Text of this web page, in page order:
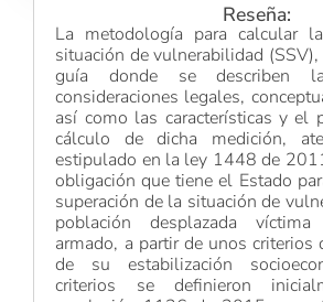
Reseña:
La metodología para calcular
situación de vulnerabilidad
guía donde se describen
consideraciones legales,
así como las características y el
cálculo de dicha medición,
estipulado en la ley 1448 de
obligación que tiene el Estado
superación de la situación de
población desplazada
armado, a partir de unos criterios
de su estabilización
criterios se definieron